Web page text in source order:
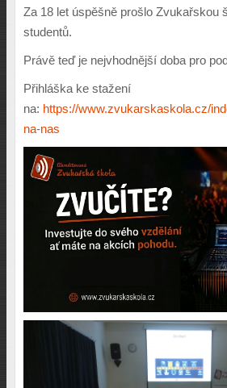
Za 18 let úspěšně prošlo Zvukařskou
studentů.
Právě teď je nejvhodnější doba pro
Přihláška ke stažení
na: https://www.zvukarskaskola.cz/
na-nas